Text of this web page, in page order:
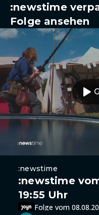
:newstime
Folge ansehen
:newstime
:newstime
19:55 Uhr
Folge vom